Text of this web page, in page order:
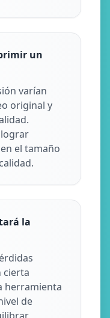
un
varían
original y
el tamaño
la
cierta
herramienta
de